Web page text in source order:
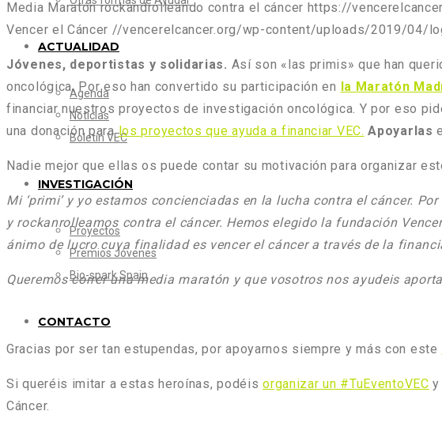
ACTUALIDAD
Agenda
Noticias
Boletín VEC
INVESTIGACIÓN
Proyectos
Premios Jóvenes
Bio-spark Spain
CONTACTO
Media Maratón rockandrolleando contra el cáncer https://
Vencer el Cáncer //vencerelcancer.org/wp-content/uploads/2019/04/
Jóvenes, deportistas y solidarias. Así son «las primis» que han
oncológica. Por eso han convertido su participación en la Maratón
financiar nuestros proyectos de investigación oncológica. Y por eso
una donación paralos proyectos que ayuda a financiar VEC. Apoyarlas
Nadie mejor que ellas os puede contar su motivación para organizar
Mi ‘primi’ y yo estamos concienciadas en la lucha contra el cáncer.
y rockanrolleamos contra el cáncer. Hemos elegido la fundación
ánimo de lucro cuya finalidad es vencer el cáncer a través de la
Queremos correr una media maratón y que vosotros nos ayudeis
Gracias por ser tan estupendas, por apoyarnos siempre y más con este
Si queréis imitar a estas heroínas, podéisorganizar un #TuEventoVEC y
Cáncer.